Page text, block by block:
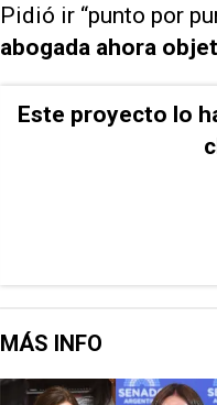
Pidió ir “punto por
abogada ahora
Este proyecto lo
MÁS INFO